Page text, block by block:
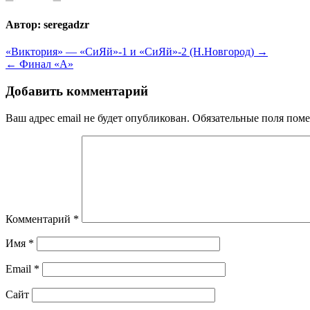
Автор: seregadzr
Навигация
по
записям
«Виктория» — «СиЯй»-1 и «СиЯй»-2 (Н.Новгород) →
← Финал «А»
Добавить комментарий
Ваш адрес email не будет опубликован. Обязательные поля
Комментарий *
Имя *
Email *
Сайт